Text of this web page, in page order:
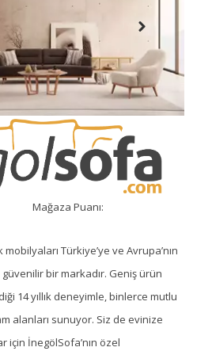
Mağaza Puanı:
Türkiye’ye ve Avrupa’nın
bir markadır. Geniş ürün
14 yıllık deneyimle, binlerce mutlu
alanları sunuyor. Siz de evinize
için İnegölSofa’nın özel